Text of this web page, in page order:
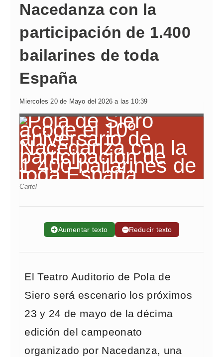
Nacedanza con la
participación de 1.400
bailarines de toda
España
Miercoles 20 de Mayo del 2026 a las 10:39
Cartel
➕Aumentar texto ➖Reducir texto
El Teatro Auditorio de Pola de
Siero será escenario los próximos
23 y 24 de mayo de la décima
edición del campeonato
organizado por Nacedanza, una